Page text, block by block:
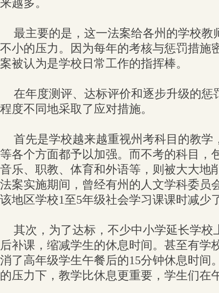
来越多。
最主要的是，这一法案给各州的学校教
不小的压力。因为每年的考核与惩罚措施
案被认为是学校日常工作的指挥棒。
在年度测评、达标评价和逐步升级的惩
程度不同地采取了应对措施。
首先是学校越来越重视州考科目的教学
等各个方面都予以加强。而不考的科目，
音乐、职教、体育和外语等，则被大大地
法案实施期间，曾经有州的人文学科委员
该地区学校1至5年级社会学习课课时减少
其次，为了达标，不少中小学延长学校
后补课，缩减学生的休息时间。甚至有学
消了高年级学生午餐后的15分钟休息时间
的压力下，教学比休息更重要，学生们在